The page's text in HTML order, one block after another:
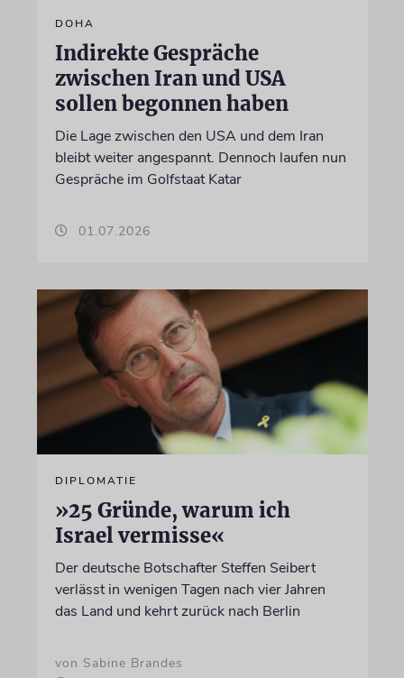
DOHA
Indirekte Gespräche
zwischen Iran und USA
sollen begonnen haben
Die Lage zwischen den USA und dem Iran
bleibt weiter angespannt. Dennoch laufen nun
Gespräche im Golfstaat Katar
01.07.2026
DIPLOMATIE
»25 Gründe, warum ich
Israel vermisse«
Der deutsche Botschafter Steffen Seibert
verlässt in wenigen Tagen nach vier Jahren
das Land und kehrt zurück nach Berlin
von Sabine Brandes